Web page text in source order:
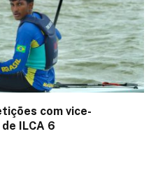
com vice-
ILCA 6